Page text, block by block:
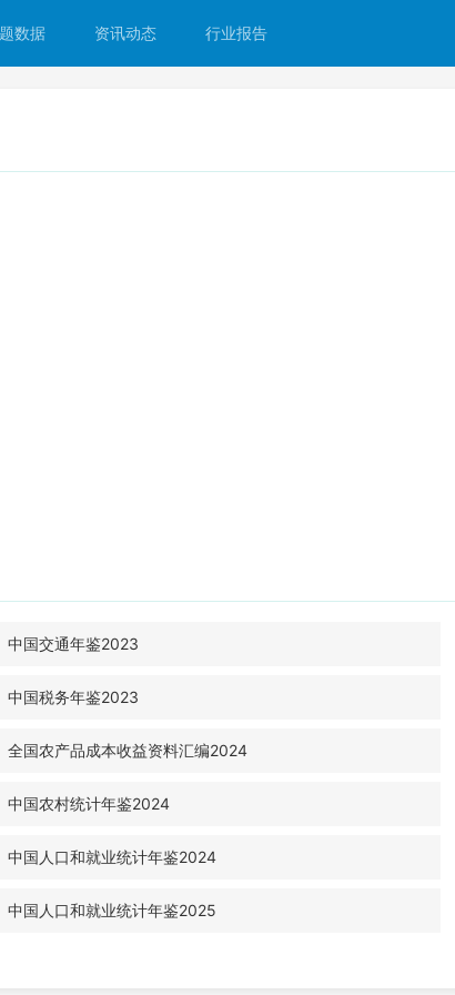
数据 资讯动态 行业报告
中国交通年鉴2023
中国税务年鉴2023
全国农产品成本收益资料汇编2024
中国农村统计年鉴2024
中国人口和就业统计年鉴2024
中国人口和就业统计年鉴2025